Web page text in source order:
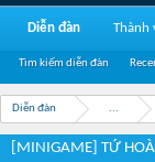
Diễn đàn ...
[MINIGAME] TỨ
Diễn đàn
Tìm kiếm diễn đàn
Thành